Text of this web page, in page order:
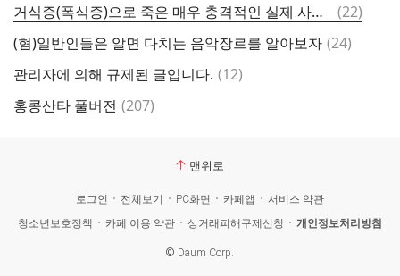
거식증(폭식증)으로 죽은 매우 충격적인 실제 사례(규제 글 찾았어ㅠ)
댓
글
(22)
(혐)일반인들은 알면 다치는 음악장르를 알아보자 댓
(24)
관리자에 의해 규제된 글입니다. 댓
(12)
홍콩산타 풀버전 댓
(207)
맨위로
로그인 전체보기 PC화면 카페앱
서비스 약관
청소년보호정책
카페 이용 약관 상거래피해구제신청 개인정보처리방침
© Daum Corp.